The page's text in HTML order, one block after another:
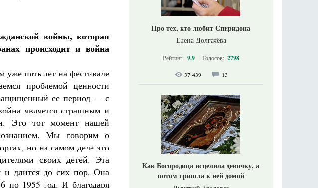
войны, которая
происходит и война
пять лет на фестивале
проблемой ценности
ее период — с
является страшным и
Это тот момент нашей
Мы говорим о
но на самом деле это
своих детей. Эта
и длится до сих пор. Она
по 1955 год. И благодаря
Про тех, кто любит Спиридона
Елена Долгачёва
Рейтинг: 9.9 Голосов: 2798
37 439 13
Как Богородица исцелила девочку, а
потом пришла к ней домой